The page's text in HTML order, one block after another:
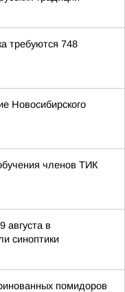
требуются 748
Новосибирского
членов ТИК
августа в
синоптики
помидоров